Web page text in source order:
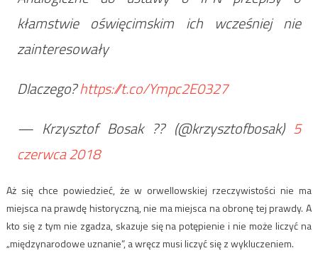
kłamstwie oświęcimskim ich wcześniej nie
zainteresowały
Dlaczego?https://t.co/Ympc2E0327
— Krzysztof Bosak ?? (@krzysztofbosak) 5
czerwca 2018
Aż się chce powiedzieć, że w orwellowskiej rzeczywistości nie ma
miejsca na prawdę historyczną, nie ma miejsca na obronę tej prawdy. A
kto się z tym nie zgadza, skazuje się na potępienie i nie może liczyć na
„międzynarodowe uznanie”, a wręcz musi liczyć się z wykluczeniem.